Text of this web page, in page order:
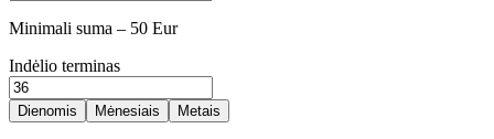
Minimali suma – 50 Eur
Indėlio terminas
Dienomis Mėnesiais Metais